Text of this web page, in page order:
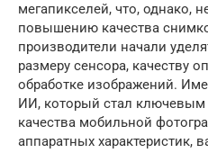
мегапикселей, что, однако,
повышению качества
производители начали
размеру сенсора, качеству
обработке изображений.
ИИ, который стал
качества мобильной
аппаратных характеристик,